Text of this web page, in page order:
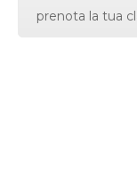
prenota la tua